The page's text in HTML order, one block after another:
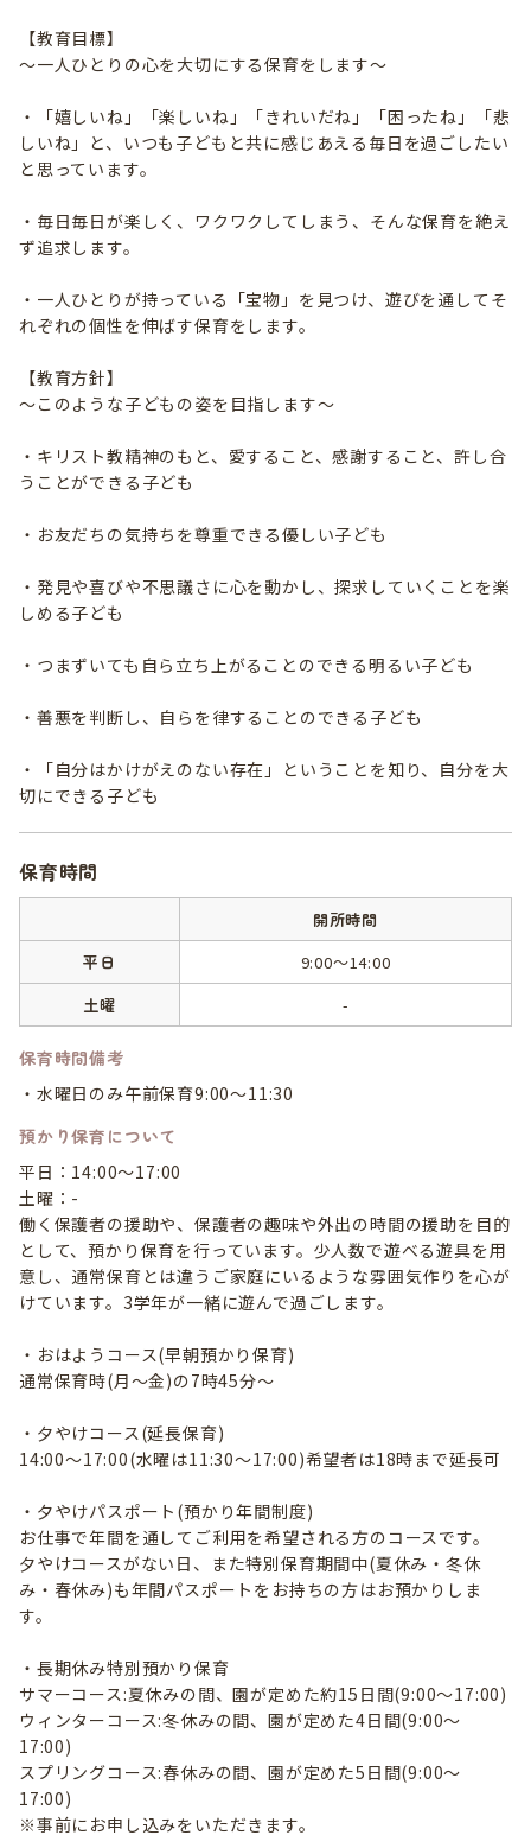
【教育目標】
～一人ひとりの心を大切にする保育をします～
・「嬉しいね」「楽しいね」「きれいだね」「困ったね」「悲
しいね」と、いつも子どもと共に感じあえる毎日を過ごしたい
と思っています。
・毎日毎日が楽しく、ワクワクしてしまう、そんな保育を絶え
ず追求します。
・一人ひとりが持っている「宝物」を見つけ、遊びを通してそ
れぞれの個性を伸ばす保育をします。
【教育方針】
～このような子どもの姿を目指します～
・キリスト教精神のもと、愛すること、感謝すること、許し合
うことができる子ども
・お友だちの気持ちを尊重できる優しい子ども
・発見や喜びや不思議さに心を動かし、探求していくことを楽
しめる子ども
・つまずいても自ら立ち上がることのできる明るい子ども
・善悪を判断し、自らを律することのできる子ども
・「自分はかけがえのない存在」ということを知り、自分を大
切にできる子ども
保育時間
開所時間
平日
9:00～14:00
土曜
-
保育時間備考
・水曜日のみ午前保育9:00〜11:30
預かり保育について
平日：14:00～17:00
土曜：-
働く保護者の援助や、保護者の趣味や外出の時間の援助を目的
として、預かり保育を行っています。少人数で遊べる遊具を用
意し、通常保育とは違うご家庭にいるような雰囲気作りを心が
けています。3学年が一緒に遊んで過ごします。
・おはようコース(早朝預かり保育)
通常保育時(月〜金)の7時45分〜
・夕やけコース(延長保育)
14:00〜17:00(水曜は11:30〜17:00)希望者は18時まで延長可
・夕やけパスポート(預かり年間制度)
お仕事で年間を通してご利用を希望される方のコースです。
夕やけコースがない日、また特別保育期間中(夏休み・冬休
み・春休み)も年間パスポートをお持ちの方はお預かりしま
す。
・長期休み特別預かり保育
サマーコース:夏休みの間、園が定めた約15日間(9:00〜17:00)
ウィンターコース:冬休みの間、園が定めた4日間(9:00〜
17:00)
スプリングコース:春休みの間、園が定めた5日間(9:00〜
17:00)
※事前にお申し込みをいただきます。